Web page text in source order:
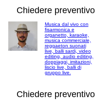
Chiedere preventivo
Musica dal vivo con
fisarmonica e
organetto, karaoke,
musica commerciale,
reggaeton suonati
live, balli sardi, video
editing, audio editing,
doppiaggi, imitazioni,
liscio live, balli di
gruppo live.
Chiedere preventivo